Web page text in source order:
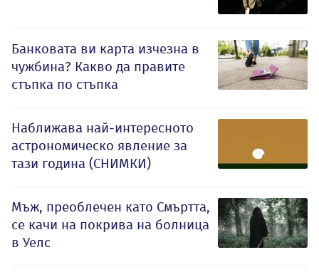
Банковата ви карта изчезна в
чужбина? Какво да правите
стъпка по стъпка
Наближава най-интересното
астрономическо явление за
тази година (СНИМКИ)
Мъж, преоблечен като Смъртта,
се качи на покрива на болница
в Уелс